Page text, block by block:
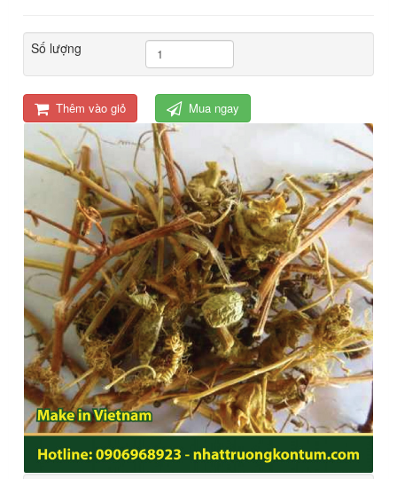
Số lượng
Thêm vào giỏ Mua ngay